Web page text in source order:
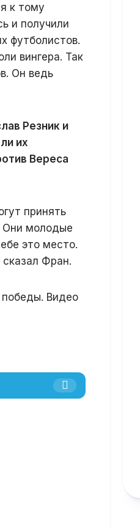
к тому
и получили
футболистов.
вингера. Так
Он ведь
Резник и
их
Вереса
принять
Они молодые
это место.
Фран.
Видео